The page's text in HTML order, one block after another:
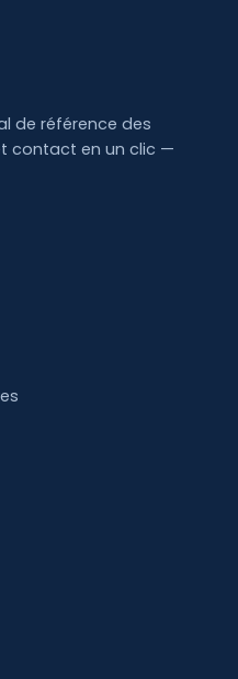
de référence des
contact en un clic —